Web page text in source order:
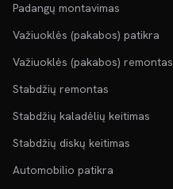
Padangų montavimas
Važiuoklės (pakabos) patikra
Važiuoklės (pakabos) remontas
Stabdžių remontas
Stabdžių kaladėlių keitimas
Stabdžių diskų keitimas
Automobilio patikra